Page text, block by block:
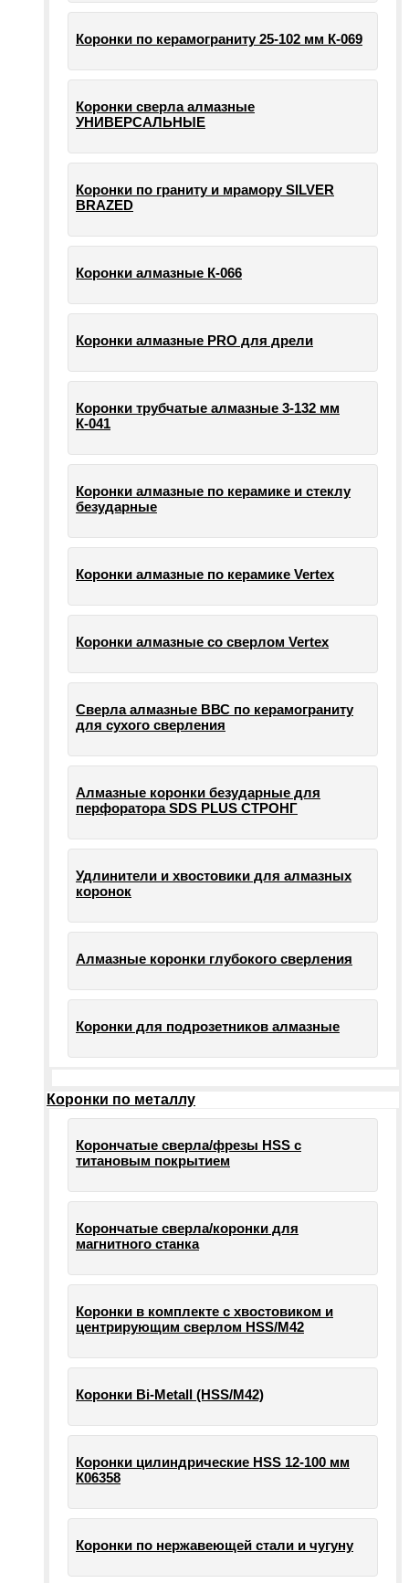
Коронки по керамограниту 25-102 мм К-069
Коронки сверла алмазные
УНИВЕРСАЛЬНЫЕ
Коронки по граниту и мрамору SILVER
BRAZED
Коронки алмазные К-066
Коронки алмазные PRO для дрели
Коронки трубчатые алмазные 3-132 мм
К-041
Коронки алмазные по керамике и стеклу
безударные
Коронки алмазные по керамике Vertex
Коронки алмазные со сверлом Vertex
Сверла алмазные ВВС по керамограниту
для сухого сверления
Алмазные коронки безударные для
перфоратора SDS PLUS СТРОНГ
Удлинители и хвостовики для алмазных
коронок
Алмазные коронки глубокого сверления
Коронки для подрозетников алмазные
Коронки по металлу
Корончатые сверла/фрезы HSS c
титановым покрытием
Корончатые сверла/коронки для
магнитного станка
Коронки в комплекте с хвостовиком и
центрирующим сверлом HSS/М42
Коронки Bi-Metall (HSS/М42)
Коронки цилиндрические HSS 12-100 мм
К06358
Коронки по нержавеющей стали и чугуну